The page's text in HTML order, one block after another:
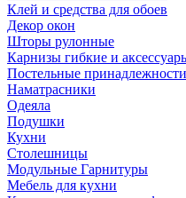
Клей и средства для обоев
Декор окон
Шторы рулонные
Карнизы гибкие и
Постельные принадлежности
Наматрасники
Одеяла
Подушки
Кухни
Столешницы
Модульные Гарнитуры
Мебель для кухни